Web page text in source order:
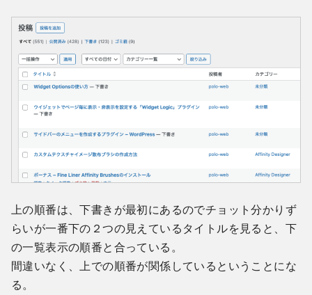
上の順番は、下書きが最初にあるのでチョット分かりず
らいが一番下の２つの見えているタイトルを見ると、下
の一覧表示の順番と合っている。
間違いなく、上での順番が関係しているということにな
る。